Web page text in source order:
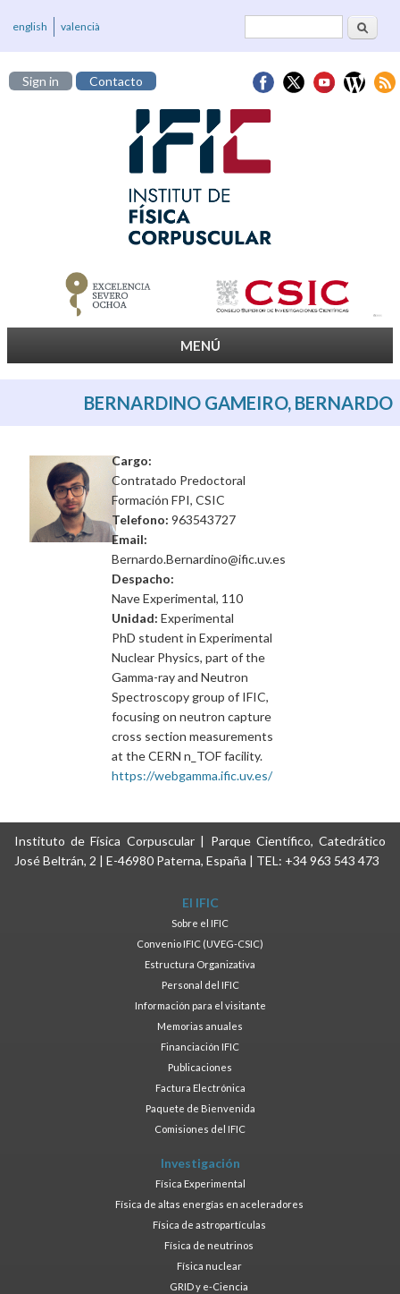
Formulario deBuscar
english valencià
Sign in Contacto
MENÚ
BERNARDINO GAMEIRO, BERNARDO
Cargo:
Contratado Predoctoral
Formación FPI, CSIC
Telefono: 963543727
Email:
Bernardo.Bernardino@ific.uv.es
Despacho:
Nave Experimental, 110
Unidad: Experimental
PhD student in Experimental
Nuclear Physics, part of the
Gamma-ray and Neutron
Spectroscopy group of IFIC,
focusing on neutron capture
cross section measurements
at the CERN n_TOF facility.
https://webgamma.ific.uv.es/
Instituto de Física Corpuscular | Parque Científico, Catedrático
José Beltrán, 2 | E-46980 Paterna, España | TEL: +34 963 543 473
El IFIC
Sobre el IFIC
Convenio IFIC (UVEG-CSIC)
Estructura Organizativa
Personal del IFIC
Información para el visitante
Memorias anuales
Financiación IFIC
Publicaciones
Factura Electrónica
Paquete de Bienvenida
Comisiones del IFIC
Investigación
Física Experimental
Física de altas energías en aceleradores
Física de astropartículas
Física de neutrinos
Física nuclear
GRID y e-Ciencia